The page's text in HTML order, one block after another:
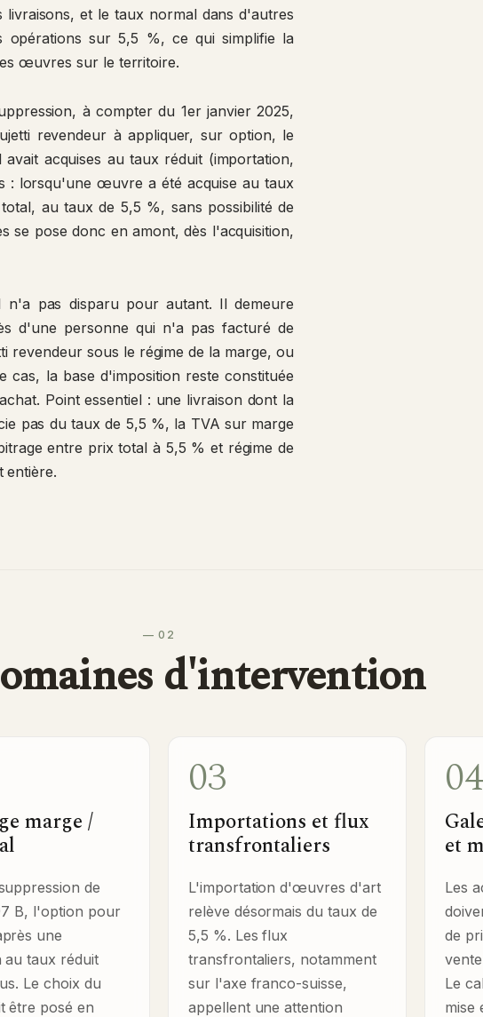
et le taux normal dans d'autres
opérations sur 5,5 %, ce qui simplifie la
œuvres sur le territoire.
à compter du 1er janvier 2025,
revendeur à appliquer, sur option, le
acquises au taux réduit (importation,
: lorsqu'une œuvre a été acquise au taux
au taux de 5,5 %, sans possibilité de
se pose donc en amont, dès l'acquisition,
pas disparu pour autant. Il demeure
d'une personne qui n'a pas facturé de
revendeur sous le régime de la marge, ou
la base d'imposition reste constituée
Point essentiel : une livraison dont la
pas du taux de 5,5 %, la TVA sur marge
entre prix total à 5,5 % et régime de
entière.
— 02
d'intervention
marge /
de
B, l'option pour
une
au taux réduit
Le choix du
être posé en
03
Importations et flux
transfrontaliers
L'importation d'œuvres d'art
relève désormais du taux de
5,5 %. Les flux
transfrontaliers, notamment
sur l'axe franco-suisse,
appellent une attention
04
et
Les
de
Le
mise